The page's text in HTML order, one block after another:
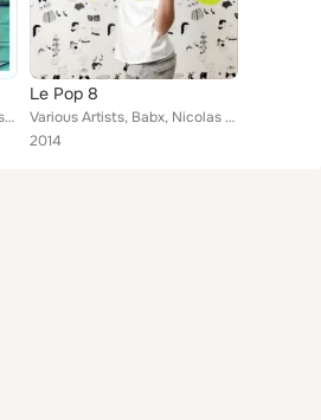
EDWARD BARROW feat. Maissiat
Le Pop 8
Various Artists, Babx, Nicolas Michaux, Jimmy Hunt, Bertrand Belin, Sammy Decoster, Mustang, Liz De Lux, JP Nataf, Benjamin Scho...
2014